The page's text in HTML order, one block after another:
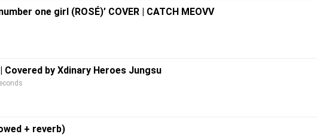
one girl (ROSÉ)’ COVER | CATCH MEOVV
Covered by Xdinary Heroes Jungsu
+ reverb)